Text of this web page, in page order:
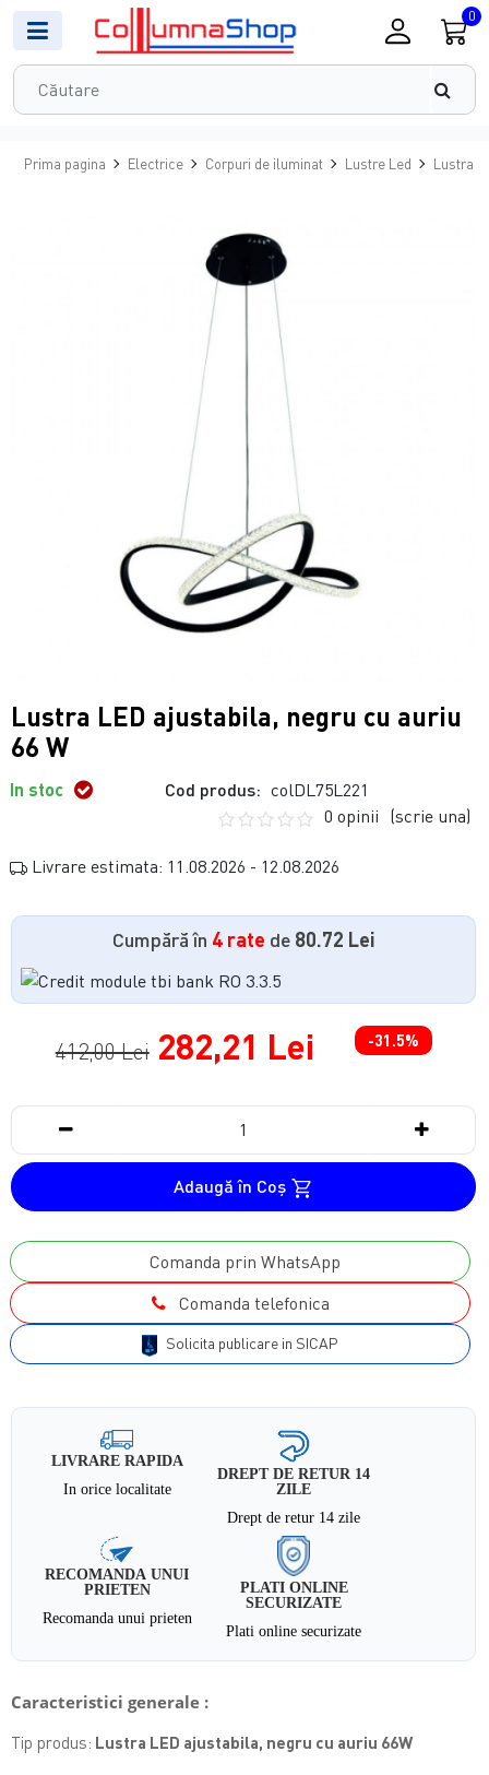
0
Prima pagina Electrice Corpuri de iluminat Lustre Led Lustra
Lustra LED ajustabila, negru cu auriu
66 W
In stoc Cod produs: colDL75L221
0 opinii (scrie una)
Livrare estimata: 11.08.2026 - 12.08.2026
Cumpără în 4 rate de 80.72 Lei
412,00 Lei 282,21 Lei -31.5%
Adaugă în Coş
Comanda prin WhatsApp
Comanda telefonica
Solicita publicare in SICAP
LIVRARE RAPIDA
In orice localitate
DREPT DE RETUR 14
ZILE
Drept de retur 14 zile
RECOMANDA UNUI
PRIETEN
Recomanda unui prieten
PLATI ONLINE
SECURIZATE
Plati online securizate
Caracteristici generale :
Tip produs: Lustra LED ajustabila, negru cu auriu 66W